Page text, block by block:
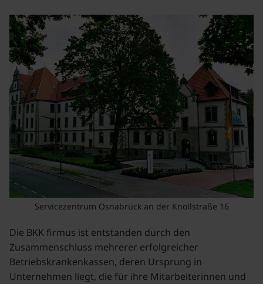
Servicezentrum Osnabrück an der Knollstraße 16
Die BKK firmus ist entstanden durch den
Zusammenschluss mehrerer erfolgreicher
Betriebskrankenkassen, deren Ursprung in
Unternehmen liegt, die für ihre Mitarbeiterinnen und